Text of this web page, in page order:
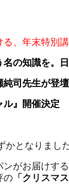
、年末特別講
名の知識を。
司先生が登
ル』開催決定
かとなりました
がお届けす
の 「クリスマ